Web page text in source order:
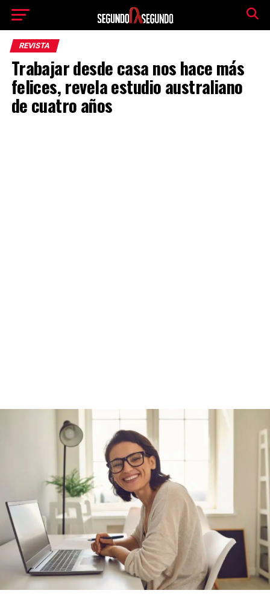
REVISTA
Trabajar desde casa nos hace más
felices, revela estudio australiano
de cuatro años